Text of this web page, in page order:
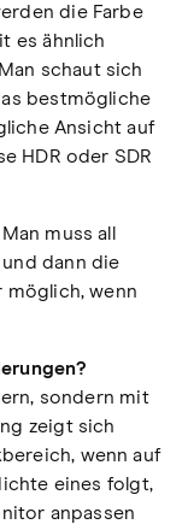
die Farbe
es ähnlich
schaut sich
bestmögliche
Ansicht auf
HDR oder SDR
muss all
dann die
möglich, wenn
sondern mit
zeigt sich
wenn auf
eines folgt,
anpassen